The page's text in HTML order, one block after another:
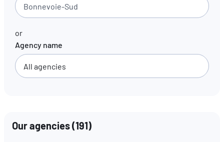
or
Agency name
Our agencies(191)